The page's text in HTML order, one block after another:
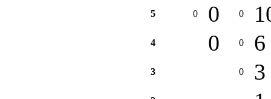
5 0 0 0
4 0 0 6
3 0 3